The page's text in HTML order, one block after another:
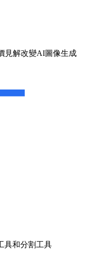
見解改變AI圖像生成
具和分割工具